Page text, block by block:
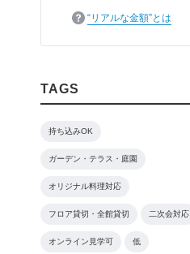
“リアルな金額”とは
TAGS
持ち込みOK
ガーデン・テラス・庭園
オリジナル料理対応
フロア貸切・全館貸切 二次会対応
オンライン見学可 低